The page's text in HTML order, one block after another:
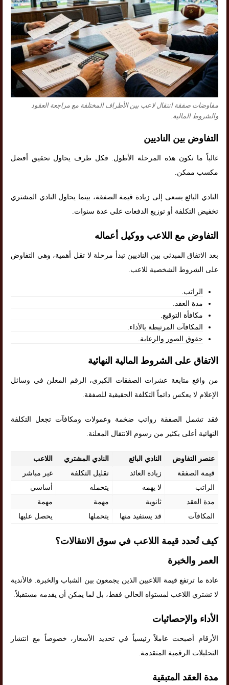
مفاوضات صفقة انتقال لاعب بين الأطراف المختلفة مع مراجعة العقود
والشروط المالية.
التفاوض بين الناديين
غالباً ما تكون هذه المرحلة الأطول. فكل طرف يحاول تحقيق أفضل
مكسب ممكن.
النادي البائع يسعى إلى زيادة قيمة الصفقة، بينما يحاول النادي المشتري
تخفيض التكلفة أو توزيع الدفعات على عدة سنوات.
التفاوض مع اللاعب ووكيل أعماله
بعد الاتفاق المبدئي بين الناديين تبدأ مرحلة لا تقل أهمية، وهي التفاوض
على الشروط الشخصية للاعب.
الراتب.
مدة العقد.
مكافأة التوقيع.
المكافآت المرتبطة بالأداء.
حقوق الصور والرعاية.
الاتفاق على الشروط المالية النهائية
من واقع متابعة عشرات الصفقات الكبرى، الرقم المعلن في وسائل
الإعلام لا يعكس دائماً التكلفة الحقيقية للصفقة.
فقد تشمل الصفقة رواتب ضخمة وعمولات ومكافآت تجعل التكلفة
النهائية أعلى بكثير من رسوم الانتقال المعلنة.
عنصر التفاوض النادي البائع النادي المشتري
اللاعب
قيمة الصفقة
زيادة العائد تقليل التكلفة
غير مباشر
الراتب
لا يهمه يتحمله
أساسي
مدة العقد
ثانوية مهمة
مهمة
المكافآت
قد يستفيد منها يتحملها يحصل عليها
كيف تُحدد قيمة اللاعب في سوق الانتقالات؟
العمر والخبرة
عادة ما ترتفع قيمة اللاعبين الذين يجمعون بين الشباب والخبرة. فالأندية
لا تشتري اللاعب لمستواه الحالي فقط، بل لما يمكن أن يقدمه مستقبلاً.
الأداء والإحصائيات
الأرقام أصبحت عاملاً رئيسياً في تحديد الأسعار، خصوصاً مع انتشار
التحليلات الرقمية المتقدمة.
مدة العقد المتبقية